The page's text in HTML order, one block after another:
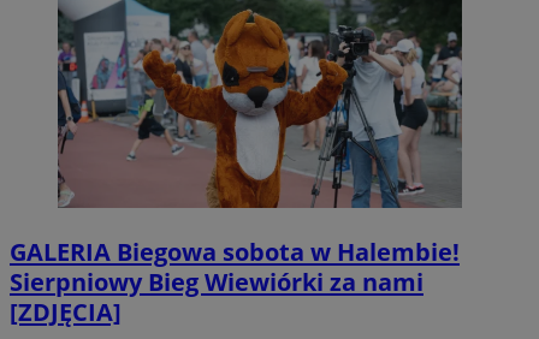
GALERIA Biegowa sobota w Halembie!
Sierpniowy Bieg Wiewiórki za nami
[ZDJĘCIA]